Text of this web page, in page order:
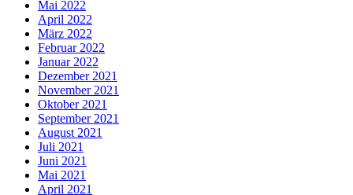
Mai 2022
April 2022
März 2022
Februar 2022
Januar 2022
Dezember 2021
November 2021
Oktober 2021
September 2021
August 2021
Juli 2021
Juni 2021
Mai 2021
April 2021